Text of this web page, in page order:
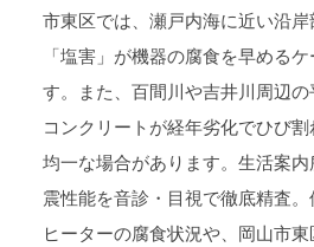
市東区では、瀬戸内海に近い沿
「塩害」が機器の腐食を早める
す。また、百間川や吉井川周辺
コンクリートが経年劣化でひび
均一な場合があります。生活案
震性能を音診・目視で徹底精査
ヒーターの腐食状況や、岡山市